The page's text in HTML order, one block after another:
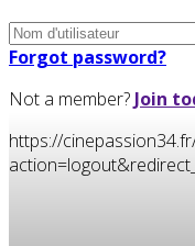
Forgot password?
Not a member? Join
https://